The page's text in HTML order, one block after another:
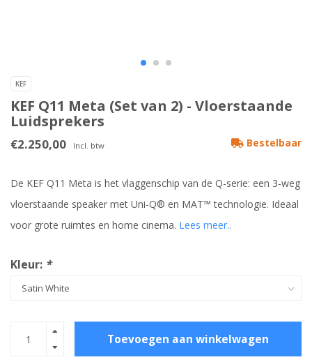
KEF
KEF Q11 Meta (Set van 2) - Vloerstaande
Luidsprekers
€2.250,00 Incl. btw Bestelbaar
De KEF Q11 Meta is het vlaggenschip van de Q-serie: een 3-weg
vloerstaande speaker met Uni-Q® en MAT™ technologie. Ideaal
voor grote ruimtes en home cinema. Lees meer..
Kleur: *
Toevoegen aan winkelwagen